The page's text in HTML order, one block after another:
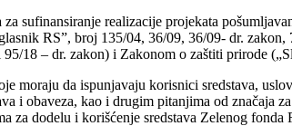
za sufinansiranje realizacije projekata
RS”, broj 135/04, 36/09, 36/09- dr.
18 – dr. zakon) i Zakonom o zaštiti prirode
moraju da ispunjavaju korisnici sredstava,
i obaveza, kao i drugim pitanjima od
za dodelu i korišćenje sredstava Zelenog